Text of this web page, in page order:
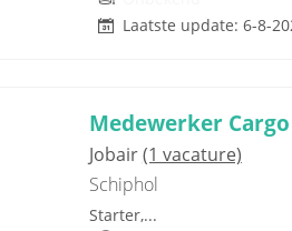
Laatste update: 6-8-
Medewerker
Jobair(1 vacature)
Schiphol
Starter,...